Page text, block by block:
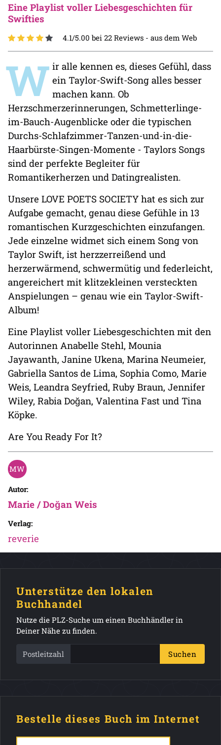
Eine Playlist voller Liebesgeschichten für
Swifties
4.1/5.00 bei 22 Reviews - aus dem Web
W ir alle kennen es, dieses Gefühl, dass
ein Taylor-Swift-Song alles besser
machen kann. Ob
Herzschmerzerinnerungen, Schmetterlinge-
im-Bauch-Augenblicke oder die typischen
Durchs-Schlafzimmer-Tanzen-und-in-die-
Haarbürste-Singen-Momente - Taylors Songs
sind der perfekte Begleiter für
Romantikerherzen und Datingrealisten.
Unsere LOVE POETS SOCIETY hat es sich zur
Aufgabe gemacht, genau diese Gefühle in 13
romantischen Kurzgeschichten einzufangen.
Jede einzelne widmet sich einem Song von
Taylor Swift, ist herzzerreißend und
herzerwärmend, schwermütig und federleicht,
angereichert mit klitzekleinen versteckten
Anspielungen – genau wie ein Taylor-Swift-
Album!
Eine Playlist voller Liebesgeschichten mit den
Autorinnen Anabelle Stehl, Mounia
Jayawanth, Janine Ukena, Marina Neumeier,
Gabriella Santos de Lima, Sophia Como, Marie
Weis, Leandra Seyfried, Ruby Braun, Jennifer
Wiley, Rabia Doğan, Valentina Fast und Tina
Köpke.
Are You Ready For It?
Autor:
Marie / Doğan Weis
Verlag:
reverie
Unterstütze den lokalen
Buchhandel
Nutze die PLZ-Suche um einen Buchhändler in
Deiner Nähe zu finden.
Postleitzahl Suchen
Bestelle dieses Buch im Internet